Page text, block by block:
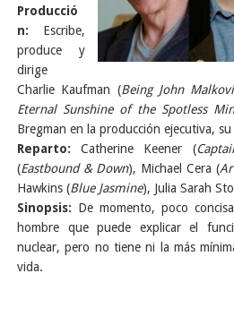
Producció
n: Escribe,
produce y
dirige
Charlie Kaufman (Being John
Eternal Sunshine of the Spotless
Bregman en la producción ejecutiva,
Reparto:Catherine Keener (
(Eastbound & Down), Michael Cera (
Hawkins (Blue Jasmine), Julia Sarah
Sinopsis: De momento, poco
hombre que puede explicar el
nuclear, pero no tiene ni la más
vida.